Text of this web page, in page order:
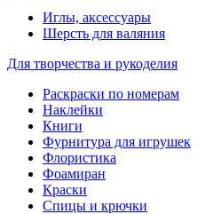
Иглы, аксессуары
Шерсть для валяния
Для творчества и рукоделия
Раскраски по номерам
Наклейки
Книги
Фурнитура для игрушек
Флористика
Фоамиран
Краски
Спицы и крючки